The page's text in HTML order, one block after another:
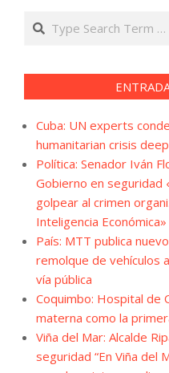
Search
Cuba: UN experts
humanitarian crisis
Política: Senador Iván
Gobierno en seguridad
golpear al crimen
Inteligencia Económica»
País: MTT publica
remolque de vehículos
vía pública
Coquimbo: Hospital de
materna como la
Viña del Mar: Alcalde
seguridad “En Viña del